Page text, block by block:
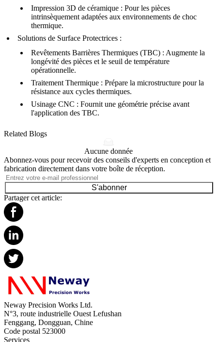
Impression 3D de céramique : Pour les pièces
intrinsèquement adaptées aux environnements de choc
thermique.
Solutions de Surface Protectrices :
Revêtements Barrières Thermiques (TBC) : Augmente la
longévité des pièces et le seuil de température
opérationnelle.
Traitement Thermique : Prépare la microstructure pour la
résistance aux cycles thermiques.
Usinage CNC : Fournit une géométrie précise avant
l'application des TBC.
Related Blogs
Aucune donnée
Abonnez-vous pour recevoir des conseils d'experts en conception et
fabrication directement dans votre boîte de réception.
S'abonner
Partager cet article:
Neway Precision Works Ltd.
N°3, route industrielle Ouest Lefushan
Fenggang, Dongguan, Chine
Code postal 523000
Services